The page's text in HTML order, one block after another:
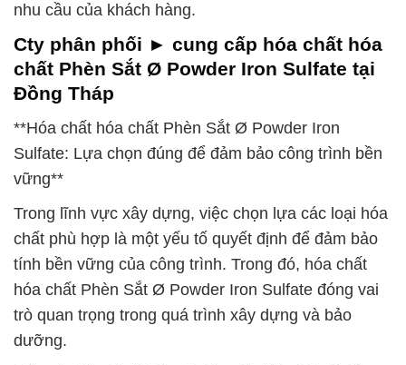
nhu cầu của khách hàng.
Cty phân phối ► cung cấp hóa chất hóa
chất Phèn Sắt Ø Powder Iron Sulfate tại
Đồng Tháp
**Hóa chất hóa chất Phèn Sắt Ø Powder Iron
Sulfate: Lựa chọn đúng để đảm bảo công trình bền
vững**
Trong lĩnh vực xây dựng, việc chọn lựa các loại hóa
chất phù hợp là một yếu tố quyết định để đảm bảo
tính bền vững của công trình. Trong đó, hóa chất
hóa chất Phèn Sắt Ø Powder Iron Sulfate đóng vai
trò quan trọng trong quá trình xây dựng và bảo
dưỡng.